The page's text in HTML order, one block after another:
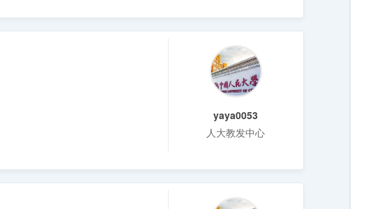
yaya0053
人大教发中心